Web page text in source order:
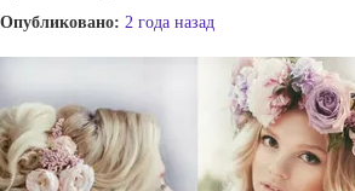
Опубликовано: 2 года назад